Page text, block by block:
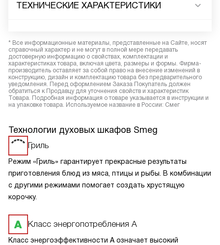
ТЕХНИЧЕСКИЕ ХАРАКТЕРИСТИКИ
* Все информационные материалы, представленные на Сайте, носят
справочный характер и не могут в полной мере передавать
достоверную информацию о свойствах, комплектации и
характеристиках товара, включая цвета, размеры и формы. Фирма-
производитель оставляет за собой право на внесение изменений в
конструкцию, дизайн и комплектацию товара без предварительного
уведомления. Перед оформлением Заказа Покупатель должен
обратиться к Продавцу для уточнения свойств и характеристик
Товара. Подробная информация о товаре указывается в инструкции и
на упаковке товара. Используемое название в России: Смег
Технологии духовых шкафов Smeg
Гриль
Режим «Гриль» гарантирует прекрасные результаты
приготовления блюд из мяса, птицы и рыбы. В комбинации
с другими режимами помогает создать хрустящую
корочку.
Класс энергопотребления А
Класс энергоэффективности А означает высокий